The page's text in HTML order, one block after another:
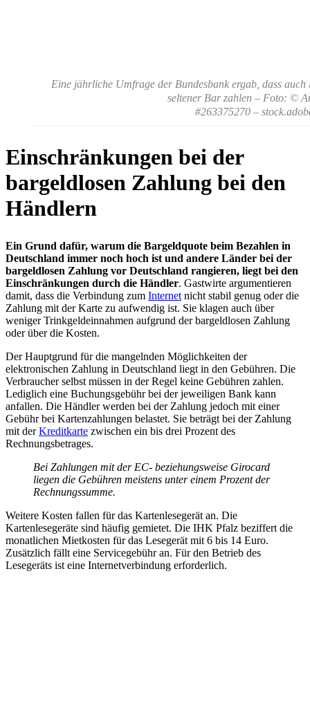
Eine jährliche Umfrage der Bundesbank ergab, dass
seltener Bar zahlen – Foto: ©
#263375270 –
Einschränkungen bei der
bargeldlosen Zahlung bei den
Händlern
Ein Grund dafür, warum die Bargeldquote beim Bezahlen in
Deutschland immer noch hoch ist und andere Länder bei der
bargeldlosen Zahlung vor Deutschland rangieren, liegt bei den
Einschränkungen durch die Händler. Gastwirte argumentieren
damit, dass die Verbindung zum Internet nicht stabil genug oder die
Zahlung mit der Karte zu aufwendig ist. Sie klagen auch über
weniger Trinkgeldeinnahmen aufgrund der bargeldlosen Zahlung
oder über die Kosten.
Der Hauptgrund für die mangelnden Möglichkeiten der
elektronischen Zahlung in Deutschland liegt in den Gebühren. Die
Verbraucher selbst müssen in der Regel keine Gebühren zahlen.
Lediglich eine Buchungsgebühr bei der jeweiligen Bank kann
anfallen. Die Händler werden bei der Zahlung jedoch mit einer
Gebühr bei Kartenzahlungen belastet. Sie beträgt bei der Zahlung
mit derKreditkarte zwischen ein bis drei Prozent des
Rechnungsbetrages.
Bei Zahlungen mit der EC- beziehungsweise Girocard
liegen die Gebühren meistens unter einem Prozent der
Rechnungssumme.
Weitere Kosten fallen für das Kartenlesegerät an. Die
Kartenlesegeräte sind häufig gemietet. Die IHK Pfalz beziffert die
monatlichen Mietkosten für das Lesegerät mit 6 bis 14 Euro.
Zusätzlich fällt eine Servicegebühr an. Für den Betrieb des
Lesegeräts ist eine Internetverbindung erforderlich.